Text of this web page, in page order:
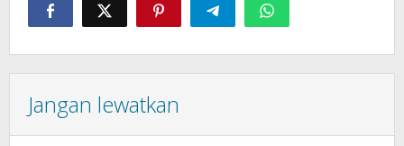
Jangan lewatkan